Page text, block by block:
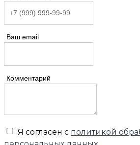
Ваш email
Комментарий
Я согласен с политикой